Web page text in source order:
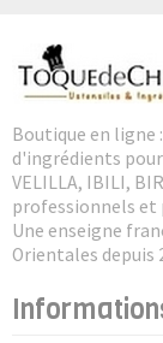
Boutique en ligne
d'ingrédients
VELILLA, IBILI,
professionnels et
Une enseigne
Orientales depuis